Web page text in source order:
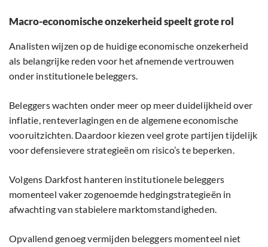
Macro-economische onzekerheid speelt grote rol
Analisten wijzen op de huidige economische onzekerheid
als belangrijke reden voor het afnemende vertrouwen
onder institutionele beleggers.
Beleggers wachten onder meer op meer duidelijkheid over
inflatie, renteverlagingen en de algemene economische
vooruitzichten. Daardoor kiezen veel grote partijen tijdelijk
voor defensievere strategieën om risico’s te beperken.
Volgens Darkfost hanteren institutionele beleggers
momenteel vaker zogenoemde hedgingstrategieën in
afwachting van stabielere marktomstandigheden.
Opvallend genoeg vermijden beleggers momenteel niet